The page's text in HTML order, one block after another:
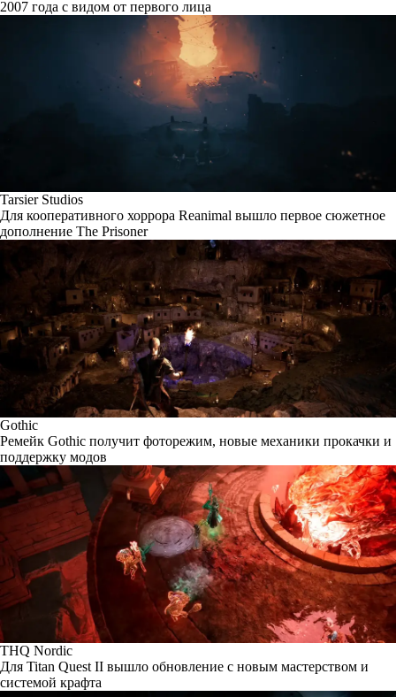
2007 года с видом от первого лица
Tarsier Studios
Для кооперативного хоррора Reanimal вышло первое сюжетное
дополнение The Prisoner
Gothic
Ремейк Gothic получит фоторежим, новые механики прокачки и
поддержку модов
THQ Nordic
Для Titan Quest II вышло обновление с новым мастерством и
системой крафта